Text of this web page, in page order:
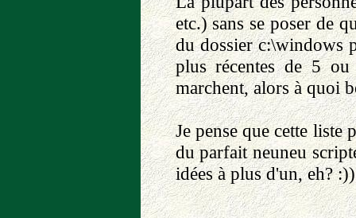
etc.) sans se poser de
du dossier c:\windows
plus récentes de 5
marchent, alors à quoi
Je pense que cette
du parfait neuneu
idées à plus d'un, eh? :))